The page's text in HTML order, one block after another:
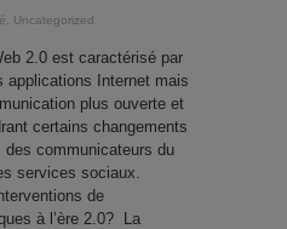
Uncategorized
2.0 est caractérisé par
applications Internet mais
plus ouverte et
certains changements
communicateurs du
services sociaux.
de
à l’ère 2.0? La